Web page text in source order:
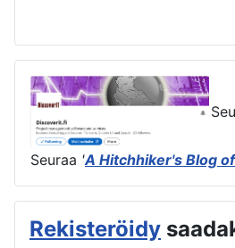
Seuraa 'A Hitchhiker's Blog
Rekisteröidy